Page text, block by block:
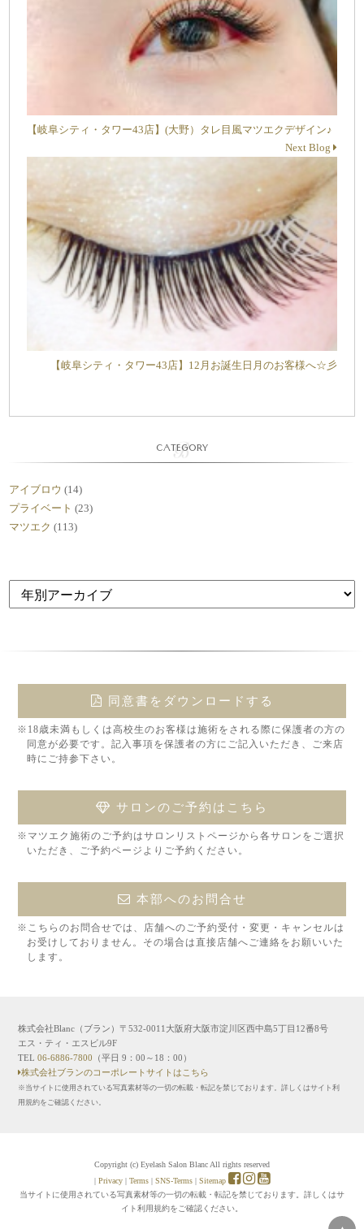
【岐阜シティ・タワー43店】(大野）タレ目風マツエクデザイン♪
Next Blog
【岐阜シティ・タワー43店】12月お誕生日月のお客様へ☆彡
CATEGORY
アイブロウ (14)
プライベート (23)
マツエク (113)
同意書をダウンロードする
※18歳未満もしくは高校生のお客様は施術をされる際に保護者の方の
同意が必要です。記入事項を保護者の方にご記入いただき、ご来店
時にご持参下さい。
サロンのご予約はこちら
※マツエク施術のご予約はサロンリストページから各サロンをご選択
いただき、ご予約ページよりご予約ください。
本部へのお問合せ
※こちらのお問合せでは、店舗へのご予約受付・変更・キャンセルは
お受けしておりません。その場合は直接店舗へご連絡をお願いいた
します。
株式会社Blanc（ブラン）〒532-0011大阪府大阪市淀川区西中島5丁目12番8号
エス・ティ・エスビル9F
TEL06-6886-7800
（平日 9：00～18：00）
株式会社ブランのコーポレートサイトはこちら
※当サイトに使用されている写真素材等の一切の転載・転記を禁じております。詳しくはサイト利
用規約をご確認ください。
Copyright (c) Eyelash Salon Blanc All rights reserved
| Privacy | Terms | SNS-Terms | Sitemap
当サイトに使用されている写真素材等の一切の転載・転記を禁じております。詳しくはサ
イト利用規約をご確認ください。